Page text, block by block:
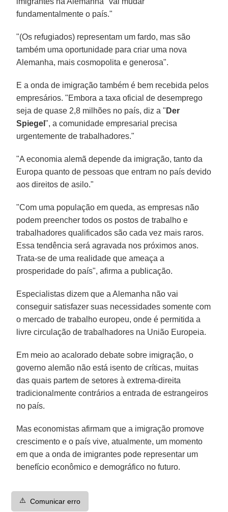
fundamentalmente o país."
"(Os refugiados) representam um fardo, mas são
também uma oportunidade para criar uma nova
Alemanha, mais cosmopolita e generosa".
E a onda de imigração também é bem recebida pelos
empresários. "Embora a taxa oficial de desemprego
seja de quase 2,8 milhões no país, diz a " Der
Spiegel", a comunidade empresarial precisa
urgentemente de trabalhadores."
"A economia alemã depende da imigração, tanto da
Europa quanto de pessoas que entram no país devido
aos direitos de asilo."
"Com uma população em queda, as empresas não
podem preencher todos os postos de trabalho e
trabalhadores qualificados são cada vez mais raros.
Essa tendência será agravada nos próximos anos.
Trata-se de uma realidade que ameaça a
prosperidade do país", afirma a publicação.
Especialistas dizem que a Alemanha não vai
conseguir satisfazer suas necessidades somente com
o mercado de trabalho europeu, onde é permitida a
livre circulação de trabalhadores na União Europeia.
Em meio ao acalorado debate sobre imigração, o
governo alemão não está isento de críticas, muitas
das quais partem de setores à extrema-direita
tradicionalmente contrários a entrada de estrangeiros
no país.
Mas economistas afirmam que a imigração promove
crescimento e o país vive, atualmente, um momento
em que a onda de imigrantes pode representar um
benefício econômico e demográfico no futuro.
⚠️ Comunicar erro